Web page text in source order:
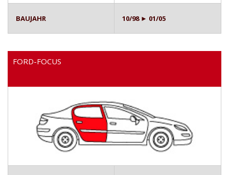
BAUJAHR 10/98 ► 01/05
FORD-FOCUS